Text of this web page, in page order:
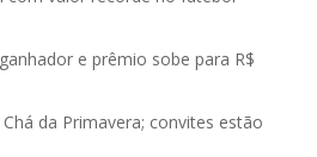
e prêmio sobe para R$
da Primavera; convites estão